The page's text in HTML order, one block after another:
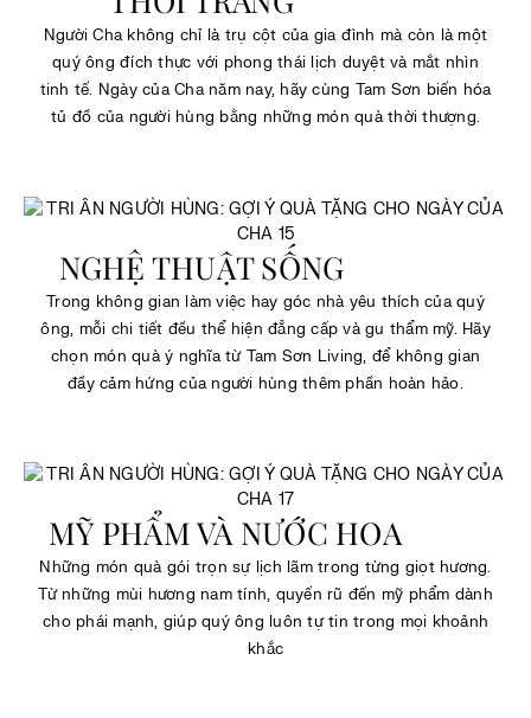
Người Cha không chỉ là trụ cột của gia đình mà còn là một
quý ông đích thực với phong thái lịch duyệt và mắt nhìn
tinh tế. Ngày của Cha năm nay, hãy cùng Tam Sơn biến hóa
tủ đồ của người hùng bằng những món quà thời thượng.
NGHỆ THUẬT SỐNG
Trong không gian làm việc hay góc nhà yêu thích của quý
ông, mỗi chi tiết đều thể hiện đẳng cấp và gu thẩm mỹ. Hãy
chọn món quà ý nghĩa từ Tam Sơn Living, để không gian
đầy cảm hứng của người hùng thêm phần hoàn hảo.
MỸ PHẨM VÀ NƯỚC HOA
Những món quà gói trọn sự lịch lãm trong từng giọt hương.
Từ những mùi hương nam tính, quyến rũ đến mỹ phẩm dành
cho phái mạnh, giúp quý ông luôn tự tin trong mọi khoảnh
khắc